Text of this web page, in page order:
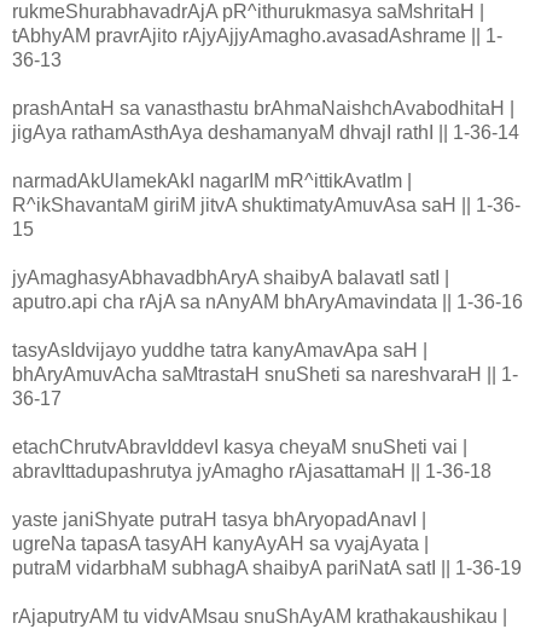
rukmeShurabhavadrAjA pR^ithurukmasya saMshritaH |
tAbhyAM pravrAjito rAjyAjjyAmagho.avasadAshrame || 1-
36-13
prashAntaH sa vanasthastu brAhmaNaishchAvabodhitaH |
jigAya rathamAsthAya deshamanyaM dhvajI rathI || 1-36-14
narmadAkUlamekAkI nagarIM mR^ittikAvatIm |
R^ikShavantaM giriM jitvA shuktimatyAmuvAsa saH || 1-36-
15
jyAmaghasyAbhavadbhAryA shaibyA balavatI satI |
aputro.api cha rAjA sa nAnyAM bhAryAmavindata || 1-36-16
tasyAsIdvijayo yuddhe tatra kanyAmavApa saH |
bhAryAmuvAcha saMtrastaH snuSheti sa nareshvaraH || 1-
36-17
etachChrutvAbravIddevI kasya cheyaM snuSheti vai |
abravIttadupashrutya jyAmagho rAjasattamaH || 1-36-18
yaste janiShyate putraH tasya bhAryopadAnavI |
ugreNa tapasA tasyAH kanyAyAH sa vyajAyata |
putraM vidarbhaM subhagA shaibyA pariNatA satI || 1-36-19
rAjaputryAM tu vidvAMsau snuShAyAM krathakaushikau |